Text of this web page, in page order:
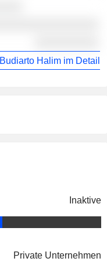
Halim im Detail
Inaktive
Private Unternehmen